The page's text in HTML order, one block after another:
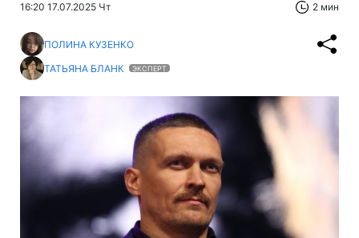
16:20 17.07.2025 Чт 2 мин
ПОЛИНА КУЗЕНКО
ТАТЬЯНА БЛАНК
ЭКСПЕРТ